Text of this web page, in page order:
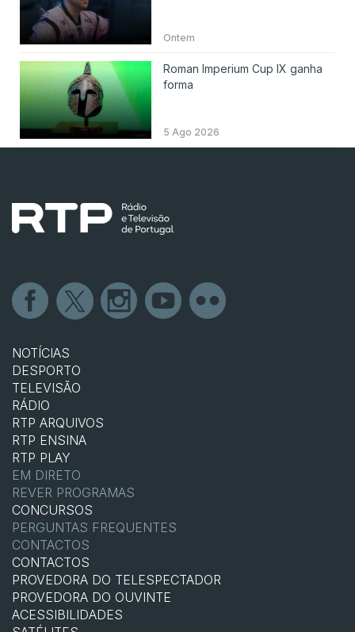
Ontem
Roman Imperium Cup IX ganha
forma
5 Ago 2026
NOTÍCIAS
DESPORTO
TELEVISÃO
RÁDIO
RTP ARQUIVOS
RTP ENSINA
RTP PLAY
EM DIRETO
REVER PROGRAMAS
CONCURSOS
PERGUNTAS FREQUENTES
CONTACTOS
CONTACTOS
PROVEDORA DO TELESPECTADOR
PROVEDORA DO OUVINTE
ACESSIBILIDADES